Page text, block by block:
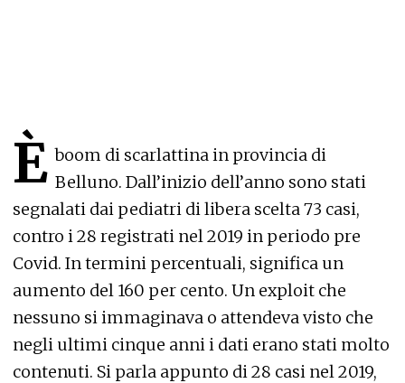
È boom di scarlattina in provincia di
Belluno. Dall’inizio dell’anno sono stati
segnalati dai pediatri di libera scelta 73 casi,
contro i 28 registrati nel 2019 in periodo pre
Covid. In termini percentuali, significa un
aumento del 160 per cento. Un exploit che
nessuno si immaginava o attendeva visto che
negli ultimi cinque anni i dati erano stati molto
contenuti. Si parla appunto di 28 casi nel 2019,